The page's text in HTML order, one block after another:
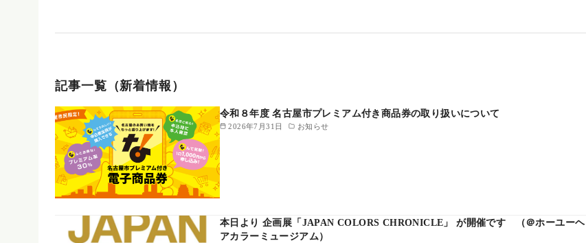
記事一覧（新着情報）
2026年7月31日 お知らせ
令和８年度 名古屋市プレミアム付き商品券の取り扱いについて
本日より 企画展「JAPAN COLORS CHRONICLE」 が開催です （＠ホーユーヘ
アカラーミュージアム）